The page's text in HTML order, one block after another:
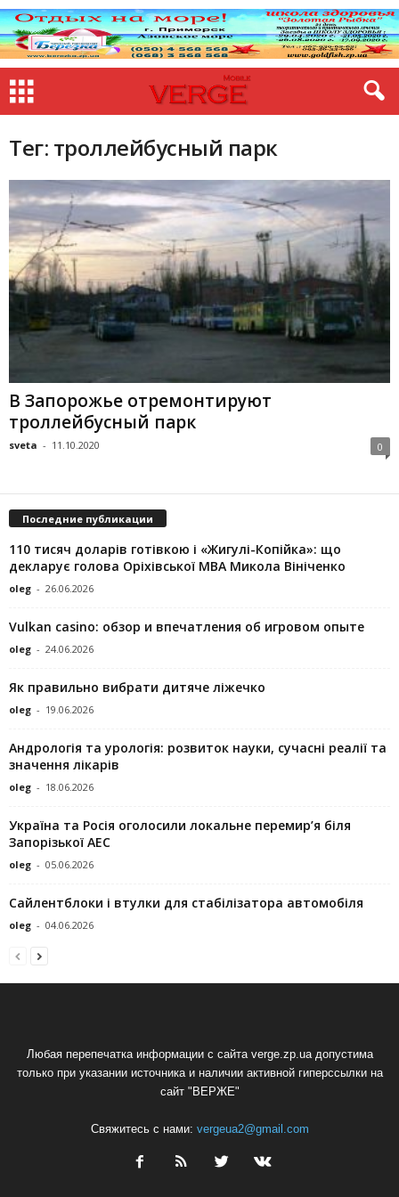
Тег: троллейбусный парк
В Запорожье отремонтируют
троллейбусный парк
sveta - 11.10.2020 0
Последние публикации
110 тисяч доларів готівкою і «Жигулі-Копійка»: що
декларує голова Оріхівської МВА Микола Вініченко
oleg - 26.06.2026
Vulkan casino: обзор и впечатления об игровом опыте
oleg - 24.06.2026
Як правильно вибрати дитяче ліжечко
oleg - 19.06.2026
Андрологія та урологія: розвиток науки, сучасні реалії та
значення лікарів
oleg - 18.06.2026
Україна та Росія оголосили локальне перемир’я біля
Запорізької АЕС
oleg - 05.06.2026
Сайлентблоки і втулки для стабілізатора автомобіля
oleg - 04.06.2026
Любая перепечатка информации с сайта verge.zp.ua допустима
только при указании источника и наличии активной гиперссылки на
сайт "ВЕРЖЕ"
Свяжитесь с нами: vergeua2@gmail.com